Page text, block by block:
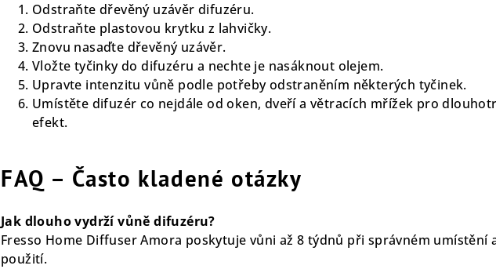
Odstraňte dřevěný uzávěr difuzéru.
Odstraňte plastovou krytku z lahvičky.
Znovu nasaďte dřevěný uzávěr.
Vložte tyčinky do difuzéru a nechte je nasáknout olejem.
Upravte intenzitu vůně podle potřeby odstraněním některých tyčinek.
Umístěte difuzér co nejdále od oken, dveří a větracích mřížek pro
efekt.
FAQ – Často kladené otázky
Jak dlouho vydrží vůně difuzéru?
Fresso Home Diffuser Amora poskytuje vůni až 8 týdnů při správném umístění
použití.